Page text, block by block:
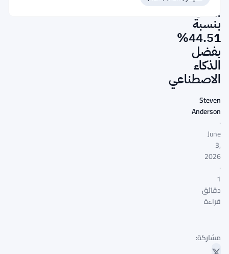
بيتكوين
بنسبة
44.51%
بفضل
الذكاء
الاصطناعي
Steven
Anderson
·
June
3,
2026
·
1
دقائق
قراءة
مشاركة: